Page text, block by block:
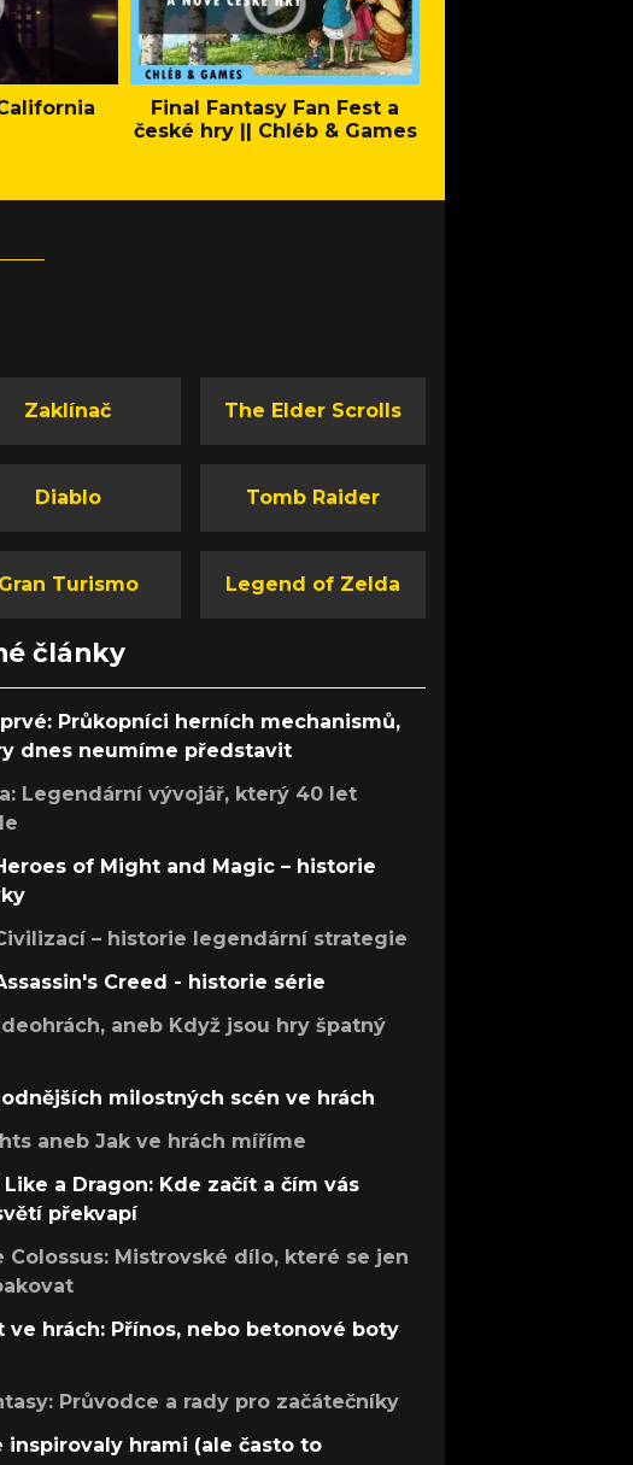
Final Fantasy Fan Fest a
české hry || Chléb & Games
Zaklínač The Elder Scrolls
Diablo Tomb Raider
Gran Turismo Legend of Zelda
články
Průkopníci herních mechanismů,
dnes neumíme představit
Legendární vývojář, který 40 let
of Might and Magic – historie
– historie legendární strategie
Creed - historie série
aneb Když jsou hry špatný
milostných scén ve hrách
aneb Jak ve hrách míříme
Like a Dragon: Kde začít a čím vás
překvapí
Colossus: Mistrovské dílo, které se jen
ve hrách: Přínos, nebo betonové boty
Průvodce a rady pro začátečníky
inspirovaly hrami (ale často to